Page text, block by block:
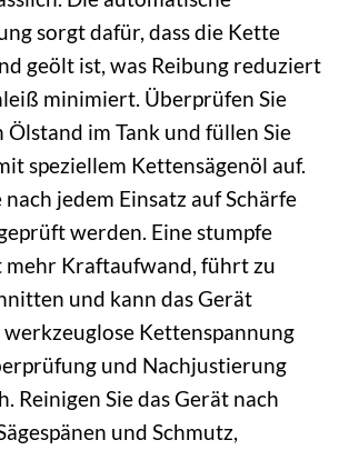
sorgt dafür, dass die Kette
geölt ist, was Reibung reduziert
minimiert. Überprüfen Sie
Ölstand im Tank und füllen Sie
speziellem Kettensägenöl auf.
jedem Einsatz auf Schärfe
werden. Eine stumpfe
Kraftaufwand, führt zu
und kann das Gerät
Kettenspannung
und Nachjustierung
Reinigen Sie das Gerät nach
und Schmutz,